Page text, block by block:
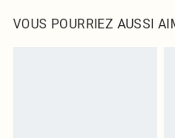
Livraison express France
Jusqu'à 2-3 jours ouvrables
pour nous retourner un article.
VOUS POURRIEZ AUSSI